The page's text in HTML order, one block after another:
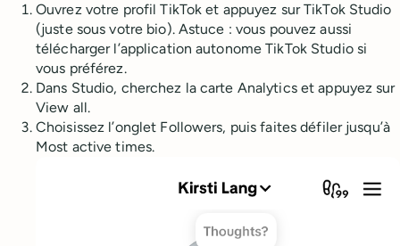
Ouvrez votre profil TikTok et appuyez sur TikTok Studio
(juste sous votre bio). Astuce : vous pouvez aussi
télécharger l’application autonome TikTok Studio si
vous préférez.
Dans Studio, cherchez la carte Analytics et appuyez sur
View all.
Choisissez l’onglet Followers, puis faites défiler jusqu’à
Most active times.